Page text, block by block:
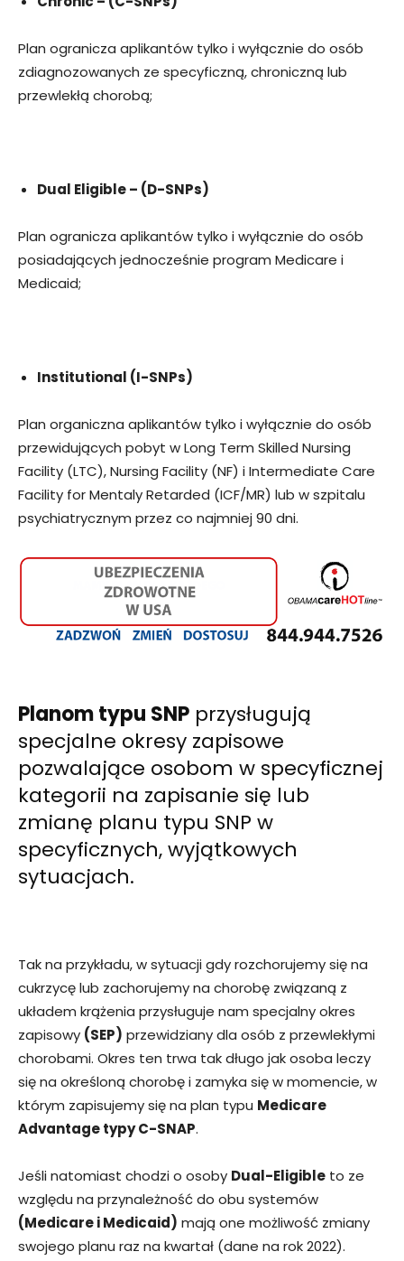
Plan ogranicza aplikantów tylko i wyłącznie do osób
zdiagnozowanych ze specyficzną, chroniczną lub
przewlekłą chorobą;
Dual Eligible – (D-SNPs)
Plan ogranicza aplikantów tylko i wyłącznie do osób
posiadających jednocześnie program Medicare i
Medicaid;
Institutional (I-SNPs)
Plan organiczna aplikantów tylko i wyłącznie do osób
przewidujących pobyt w Long Term Skilled Nursing
Facility (LTC), Nursing Facility (NF) i Intermediate Care
Facility for Mentaly Retarded (ICF/MR) lub w szpitalu
psychiatrycznym przez co najmniej 90 dni.
Planom typu SNP przysługują
specjalne okresy zapisowe
pozwalające osobom w specyficznej
kategorii na zapisanie się lub
zmianę planu typu SNP w
specyficznych, wyjątkowych
sytuacjach.
Tak na przykładu, w sytuacji gdy rozchorujemy się na
cukrzycę lub zachorujemy na chorobę związaną z
układem krążenia przysługuje nam specjalny okres
zapisowy (SEP) przewidziany dla osób z przewlekłymi
chorobami. Okres ten trwa tak długo jak osoba leczy
się na określoną chorobę i zamyka się w momencie, w
którym zapisujemy się na plan typu Medicare
Advantage typy C-SNAP.
Jeśli natomiast chodzi o osoby Dual-Eligible to ze
względu na przynależność do obu systemów
(Medicare i Medicaid) mają one możliwość zmiany
swojego planu raz na kwartał (dane na rok 2022).